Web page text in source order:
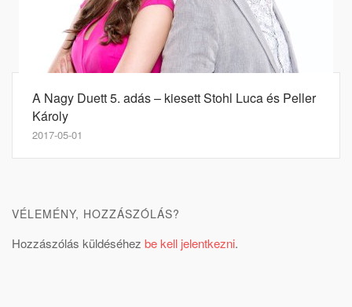
A Nagy Duett 5. adás – kiesett Stohl Luca és Peller
Károly
2017-05-01
VÉLEMÉNY, HOZZÁSZÓLÁS?
Hozzászólás küldéséhez be kell jelentkezni.